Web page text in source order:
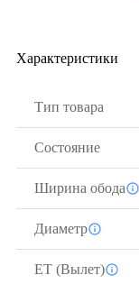
Характеристики
Тип товара
Состояние
Ширина обода
Диаметр
ЕТ (Вылет)